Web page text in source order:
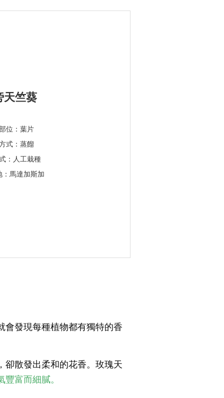
天竺葵
位：葉片
式：蒸餾
：人工栽種
：馬達加斯加
會發現每種植物都有獨特的香
卻散發出柔和的花香。玫瑰天
富而細膩。